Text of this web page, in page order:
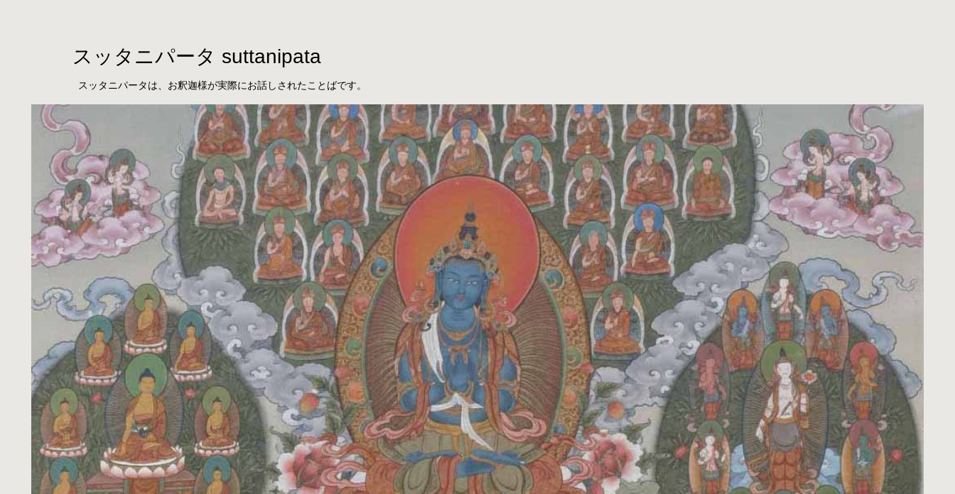
スッタニパータは、お釈迦様が実際にお話しされたことばです。
スッタニパータ suttanipata